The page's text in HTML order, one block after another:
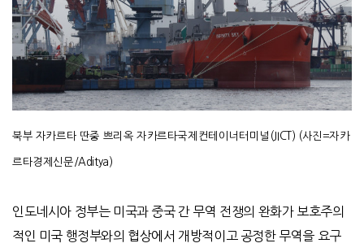
북부 자카르타 딴중 쁘리옥 자카르타국제컨테이너터미널(JICT) (사진=자카
르타경제신문/Aditya)
인도네시아 정부는 미국과 중국 간 무역 전쟁의 완화가 보호주의
적인 미국 행정부와의 협상에서 개방적이고 공정한 무역을 요구